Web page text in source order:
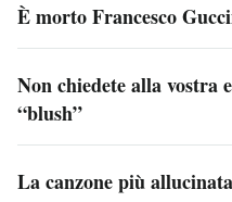
È morto Francesco
Non chiedete alla vostra
“blush”
La canzone più